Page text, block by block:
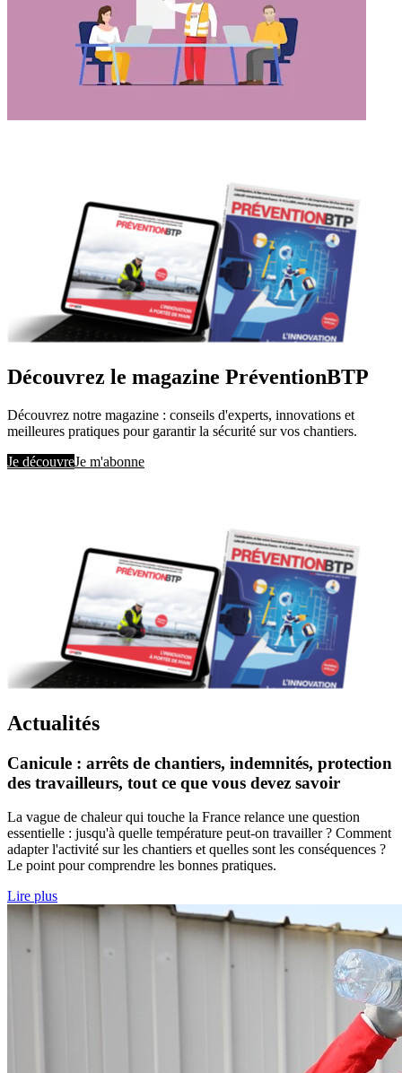
Découvrez le magazine PréventionBTP
Découvrez notre magazine : conseils d'experts, innovations et
meilleures pratiques pour garantir la sécurité sur vos chantiers.
Je découvreJe m'abonne
Actualités
Canicule : arrêts de chantiers, indemnités, protection
des travailleurs, tout ce que vous devez savoir
La vague de chaleur qui touche la France relance une question
essentielle : jusqu'à quelle température peut-on travailler ? Comment
adapter l'activité sur les chantiers et quelles sont les conséquences ?
Le point pour comprendre les bonnes pratiques.
Lire plus